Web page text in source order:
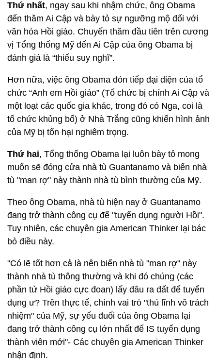
Thứ nhất, ngay sau khi nhậm chức, ông Obama
đến thăm Ai Cập và bày tỏ sự ngưỡng mộ đối với
văn hóa Hồi giáo. Chuyến thăm đầu tiên trên cương
vị Tổng thống Mỹ đến Ai Cập của ông Obama bị
đánh giá là “thiếu suy nghĩ”.
Hơn nữa, việc ông Obama đón tiếp đại diện của tổ
chức “Anh em Hồi giáo” (Tổ chức bị chính Ai Cập và
một loạt các quốc gia khác, trong đó có Nga, coi là
tổ chức khủng bố) ở Nhà Trắng cũng khiến hình ảnh
của Mỹ bị tổn hại nghiêm trọng.
Thứ hai, Tổng thống Obama lại luôn bày tỏ mong
muốn sẽ đóng cửa nhà tù Guantanamo và biến nhà
tù "man rợ" này thành nhà tù bình thường của Mỹ.
Theo ông Obama, nhà tù hiện nay ở Guantanamo
đang trở thành công cụ để "tuyển dụng người Hồi".
Tuy nhiên, các chuyên gia American Thinker lại bác
bỏ điều này.
"Có lẽ tốt hơn cả là nên biến nhà tù "man rợ" này
thành nhà tù thông thường và khi đó chúng (các
phần tử Hồi giáo cực đoan) lấy đâu ra đất để tuyển
dụng ư? Trên thực tế, chính vai trò "thủ lĩnh vô trách
nhiệm" của Mỹ, sự yếu đuối của ông Obama lại
đang trở thành công cụ lớn nhất để IS tuyển dụng
thành viên mới"- Các chuyên gia American Thinker
nhận định.